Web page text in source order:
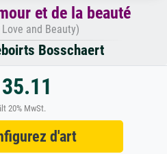
et de la beauté
and Beauty)
Bosschaert
20% MwSt.
d'art